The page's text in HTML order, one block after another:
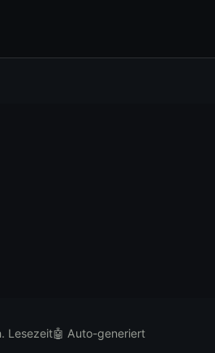
Lesezeit🤖 Auto-generiert